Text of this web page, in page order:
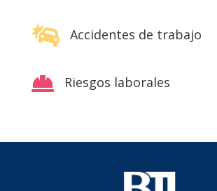
 Accidentes de trabajo
 Riesgos laborales